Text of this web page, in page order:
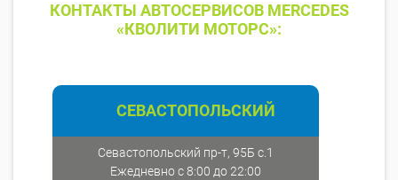
КОНТАКТЫ АВТОСЕРВИСОВ MERCEDES
«КВОЛИТИ МОТОРС»:
СЕВАСТОПОЛЬСКИЙ
Севастопольский пр-т, 95Б с.1
Ежедневно с 8:00 до 22:00